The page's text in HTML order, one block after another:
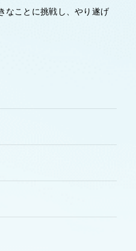
なことに挑戦し、やり遂げ